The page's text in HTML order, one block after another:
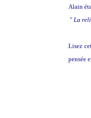
Alain
" La
Lisez
pensée